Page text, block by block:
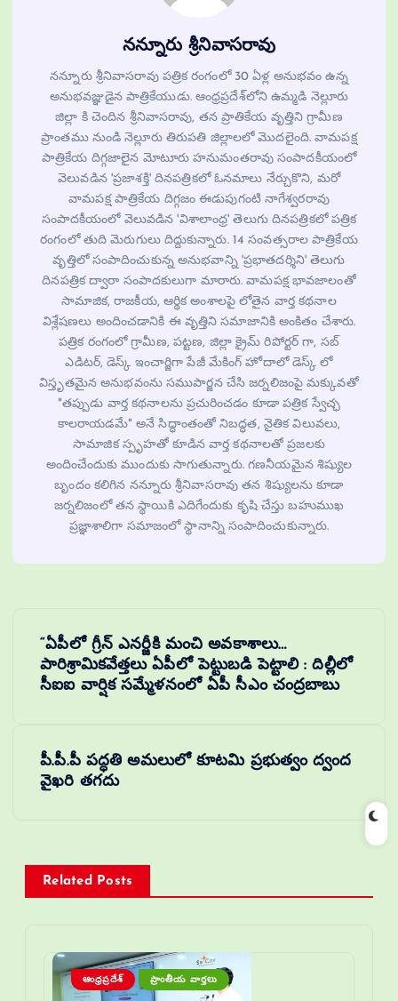
నన్నూరు శ్రీనివాసరావు
నన్నూరు శ్రీనివాసరావు పత్రిక రంగంలో 30 ఏళ్ల అనుభవం ఉన్న
అనుభవజ్ఞుడైన పాత్రికేయుడు. ఆంధ్రప్రదేశ్‌లోని ఉమ్మడి నెల్లూరు
జిల్లా కి చెందిన శ్రీనివాసరావు, తన ప్రాతికేయ వృత్తిని గ్రామీణ
ప్రాంతము నుండి నెల్లూరు తిరుపతి జిల్లాలలో మొదలైంది. వామపక్ష
పాత్రికేయ దిగ్గజాలైన మోటూరు హనుమంతరావు సంపాదకీయంలో
వెలువడిన 'ప్రజాశక్తి' దినపత్రికలో ఓనమాలు నేర్చుకొని, మరో
వామపక్ష పాత్రికేయ దిగ్గజం ఈడుపుగంటి నాగేశ్వరరావు
సంపాదకీయంలో వెలువడిన 'విశాలాంధ్ర' తెలుగు దినపత్రికలో పత్రిక
రంగంలో తుది మెరుగులు దిద్దుకున్నారు. 14 సంవత్సరాల పాత్రికేయ
వృత్తిలో సంపాదించుకున్న అనుభవాన్ని 'ప్రభాతదర్శిని' తెలుగు
దినపత్రిక ద్వారా సంపాదకులుగా మారారు. వామపక్ష భావజాలంతో
సామాజిక, రాజకీయ, ఆర్థిక అంశాలపై లోతైన వార్త కథనాల
విశ్లేషణలు అందించడానికి ఈ వృత్తిని సమాజానికి అంకితం చేశారు.
పత్రిక రంగంలో గ్రామీణ, పట్టణ, జిల్లా క్రైమ్ రిపోర్టర్ గా, సబ్
ఎడిటర్, డెస్క్ ఇంచార్జిగా పేజీ మేకింగ్ హోదాలో డెస్క్ లో
విస్తృతమైన అనుభవంను సముపార్జన చేసి జర్నలిజంపై మక్కువతో
"తప్పుడు వార్త కథనాలను ప్రచురించడం కూడా పత్రిక స్వేచ్ఛ
కాలరాయడమే" అనే సిద్ధాంతంతో నిబద్ధత, నైతిక విలువలు,
సామాజిక స్పృహతో కూడిన వార్త కథనాలతో ప్రజలకు
అందించేందుకు ముందుకు సాగుతున్నారు. గణనీయమైన శిష్యుల
బృందం కలిగిన నన్నూరు శ్రీనివాసరావు తన శిష్యులను కూడా
జర్నలిజంలో తన స్థాయికి ఎదిగేందుకు కృషి చేస్తు బహుముఖ
ప్రజ్ఞాశాలిగా సమాజంలో స్థానాన్ని సంపాదించుకున్నారు.
“ఏపీలో గ్రీన్‌ ఎనర్జీకి మంచి అవకాశాలు…
పారిశ్రామికవేత్తలు ఏపీలో పెట్టుబడి పెట్టాలి : దిల్లీలో
సీఐఐ వార్షిక సమ్మేళనంలో ఏపీ సీఎం చంద్రబాబు
పీ.పీ.పీ పద్ధతి అమలులో కూటమి ప్రభుత్వం ద్వంద
వైఖరి తగదు
Related Posts
ఆంధ్రప్రదేశ్ ప్రాంతీయ వార్తలు